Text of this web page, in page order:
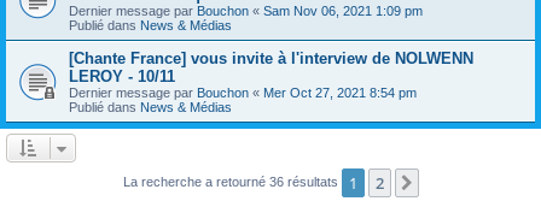
Dernier message par Bouchon « Sam Nov 06, 2021 1:09 pm
Publié dans News & Médias
[Chante France] vous invite à l'interview de NOLWENN
LEROY - 10/11
Dernier message par Bouchon « Mer Oct 27, 2021 8:54 pm
Publié dans News & Médias
La recherche a retourné 36 résultats 1 2